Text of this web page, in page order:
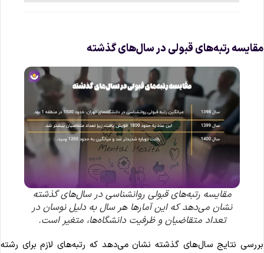
رتبه‌های قبولی در سال‌های گذشته
مقایسه رتبه‌های قبولی روانشناسی در سال‌های گذشته
نشان می‌دهد که این آمارها هر سال به دلیل نوسان در
تعداد متقاضیان و ظرفیت دانشگاه‌ها، متغیر است.
نتایج سال‌های گذشته نشان می‌دهد که رتبه‌های لازم برای رشته